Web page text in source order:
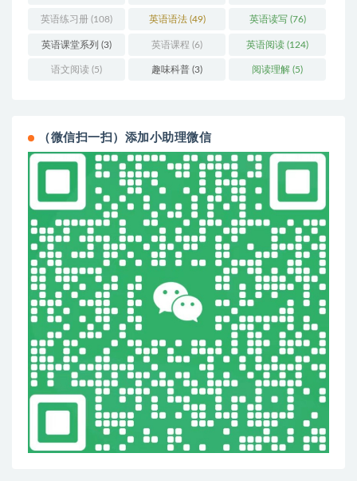
英语练习册 (108) 英语语法(49) 英语读写(76)
英语课堂系列 (3) 英语课程 (6) 英语阅读 (124)
语文阅读 (5) 趣味科普 (3) 阅读理解 (5)
（微信扫一扫）添加小助理微信